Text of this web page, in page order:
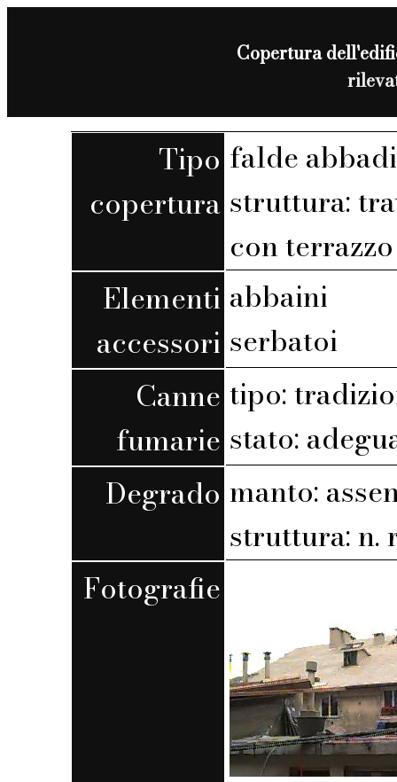
Copertura
Tipo
copertura
falde
struttura:
con
Elementi
accessori
abbaini
serbatoi
Canne
fumarie
tipo:
stato:
Degrado manto:
struttura: n.
Fotografie